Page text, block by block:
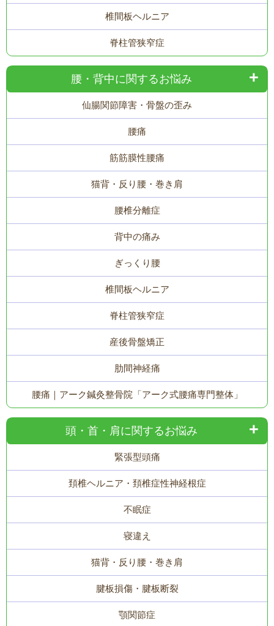
椎間板ヘルニア
脊柱管狭窄症
腰・背中に関するお悩み
仙腸関節障害・骨盤の歪み
腰痛
筋筋膜性腰痛
猫背・反り腰・巻き肩
腰椎分離症
背中の痛み
ぎっくり腰
椎間板ヘルニア
脊柱管狭窄症
産後骨盤矯正
肋間神経痛
腰痛｜アーク鍼灸整骨院「アーク式腰痛専門整体」
頭・首・肩に関するお悩み
緊張型頭痛
頚椎ヘルニア・頚椎症性神経根症
不眠症
寝違え
猫背・反り腰・巻き肩
腱板損傷・腱板断裂
顎関節症